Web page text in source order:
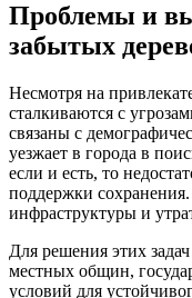
Проблемы и
забытых
Несмотря на
сталкиваются с
связаны с
уезжает в города в
если и есть, то
поддержки
инфраструктуры и
Для решения этих
местных общин,
условий для